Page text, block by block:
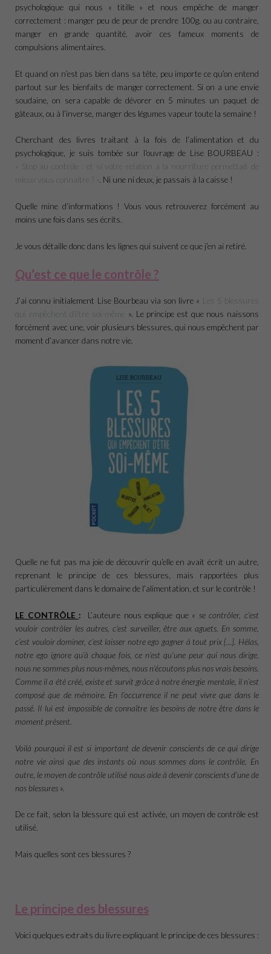
psychologique qui nous « titille » et nous empêche de manger
correctement : manger peu de peur de prendre 100g, ou au contraire,
manger en grande quantité, avoir ces fameux moments de
compulsions alimentaires.
Et quand on n’est pas bien dans sa tête, peu importe ce qu’on entend
partout sur les bienfaits de manger correctement. Si on a une envie
soudaine, on sera capable de dévorer en 5 minutes un paquet de
gâteaux, ou à l’inverse, manger des légumes vapeur toute la semaine !
Cherchant des livres traitant à la fois de l’alimentation et du
psychologique, je suis tombée sur l‘ouvrage de Lise BOURBEAU :
« Stop au contrôle : et si votre relation à la nourriture permettait de
mieux vous connaître ? »
. Ni une ni deux, je passais à la caisse !
Quelle mine d’informations ! Vous vous retrouverez forcément au
moins une fois dans ses écrits.
Je vous détaille donc dans les lignes qui suivent ce que j’en ai retiré.
Qu’est ce que le contrôle ?
J’ai connu initialement Lise Bourbeau via son livre « Les 5 blessures
qui empêchent d’être soi-même
». Le principe est que nous naissons
forcément avec une, voir plusieurs blessures, qui nous empêchent par
moment d’avancer dans notre vie.
Quelle ne fut pas ma joie de découvrir qu’elle en avait écrit un autre,
reprenant le principe de ces blessures, mais rapportées plus
particulièrement dans le domaine de l’alimentation, et sur le contrôle !
LE CONTRÔLE : L’auteure nous explique que « se contrôler, c’est
vouloir contrôler les autres, c’est surveiller, être aux aguets. En somme,
c’est vouloir dominer, c’est laisser notre ego gagner à tout prix […]. Hélas,
notre ego ignore qu’à chaque fois, ce n’est qu’une peur qui nous dirige,
nous ne sommes plus nous-mêmes, nous n’écoutons plus nos vrais besoins.
Comme il a été créé, existe et survit grâce à notre énergie mentale, il n’est
composé que de mémoire. En l’occurrence il ne peut vivre que dans le
passé. Il lui est impossible de connaître les besoins de notre être dans le
moment présent.
Voilà pourquoi il est si important de devenir conscients de ce qui dirige
notre vie ainsi que des instants où nous sommes dans le contrôle. En
outre, le moyen de contrôle utilisé nous aide à devenir conscients d’une de
nos blessures ».
De ce fait, selon la blessure qui est activée, un moyen de contrôle est
utilisé.
Mais quelles sont ces blessures ?
Le principe des blessures
Voici quelques extraits du livre expliquant le principe de ces blessures :